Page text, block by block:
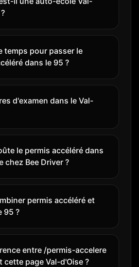
temps pour passer le
dans le 95 ?
d'examen dans le Val-
le permis accéléré dans
chez Bee Driver ?
permis accéléré et
95 ?
entre /permis-accelere
cette page Val-d'Oise ?